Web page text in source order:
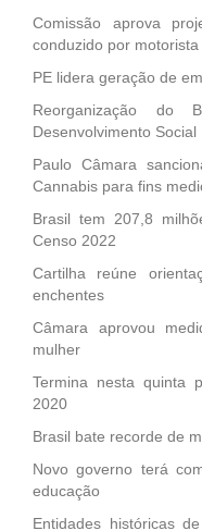
Comissão aprova
conduzido por
PE lidera geração de
Reorganização do
Desenvolvimento Social
Paulo Câmara
Cannabis para fins
Brasil tem 207,8
Censo 2022
Cartilha reúne
enchentes
Câmara aprovou
mulher
Termina nesta quinta
2020
Brasil bate recorde de
Novo governo terá
educação
Entidades históricas